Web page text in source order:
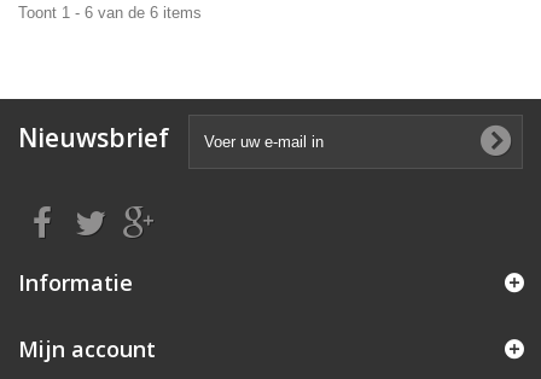
Toont 1 - 6 van de 6 items
Nieuwsbrief
Informatie
Mijn account